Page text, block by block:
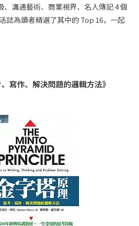
、溝通藝術、商業視界、名人傳記 4 個
誌為讀者精選了其中的 Top 16，一起
寫作、解決問題的邏輯方法》